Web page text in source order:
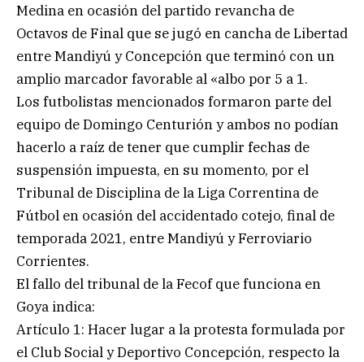
Medina en ocasión del partido revancha de
Octavos de Final que se jugó en cancha de Libertad
entre Mandiyú y Concepción que terminó con un
amplio marcador favorable al «albo por 5 a 1.
Los futbolistas mencionados formaron parte del
equipo de Domingo Centurión y ambos no podían
hacerlo a raíz de tener que cumplir fechas de
suspensión impuesta, en su momento, por el
Tribunal de Disciplina de la Liga Correntina de
Fútbol en ocasión del accidentado cotejo, final de
temporada 2021, entre Mandiyú y Ferroviario
Corrientes.
El fallo del tribunal de la Fecof que funciona en
Goya indica:
Artículo 1: Hacer lugar a la protesta formulada por
el Club Social y Deportivo Concepción, respecto la